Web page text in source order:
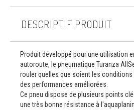
DESCRIPTIF PRODUIT
Produit développé pour une utilisation
autoroute, le pneumatique Turanza
rouler quelles que soient les
des performances améliorées.
Ce pneu dispose de plusieurs points
une très bonne résistance à